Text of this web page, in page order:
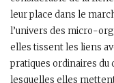
leur place dans le
l’univers des micro-
elles tissent les liens
pratiques ordinaires du
lesquelles elles